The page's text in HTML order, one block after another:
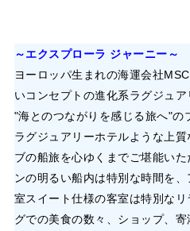
～エクスプローラ ジャーニー～
ヨーロッパ生まれの海運会社
いコンセプトの進化系ラグジュア
"海とのつながりを感じる旅へ"の
ラグジュアリーホテルような上
ブの船旅を心ゆくまでご堪能い
ンの明るい船内は特別な時間を
室スイート仕様の客室は特別な
グでの美食の数々、ショップ、